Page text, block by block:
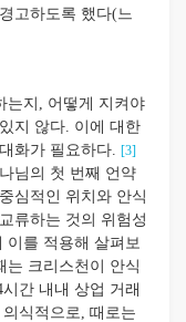
고하도록 했다(느
는지, 어떻게 지켜야
지 않다. 이에 대한
화가 필요하다. [3]
님의 첫 번째 언약
심적인 위치와 안식
류하는 것의 위험성
이를 적용해 살펴보
는 크리스천이 안식
간 내내 상업 거래
식적으로, 때로는